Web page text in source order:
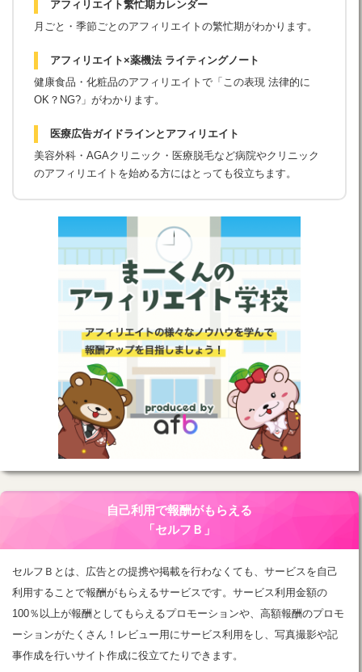
アフィリエイト繁忙期カレンダー
月ごと・季節ごとのアフィリエイトの繁忙期がわかります。
アフィリエイト×薬機法 ライティングノート
健康食品・化粧品のアフィリエイトで「この表現 法律的に
OK？NG?」がわかります。
医療広告ガイドラインとアフィリエイト
美容外科・AGAクリニック・医療脱毛など病院やクリニック
のアフィリエイトを始める方にはとっても役立ちます。
自己利用で報酬がもらえる
「セルフＢ」
セルフＢとは、広告との提携や掲載を行わなくても、サービスを自己
利用することで報酬がもらえるサービスです。サービス利用金額の
100％以上が報酬としてもらえるプロモーションや、高額報酬のプロモ
ーションがたくさん！レビュー用にサービス利用をし、写真撮影や記
事作成を行いサイト作成に役立てたりできます。